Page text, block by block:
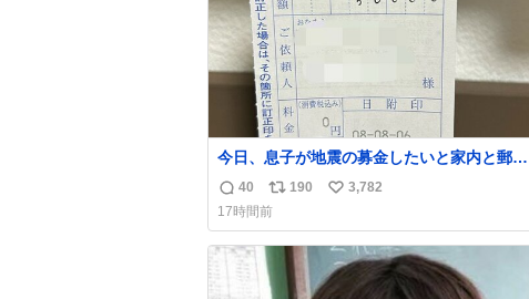
今日、息子が地震の募金したいと家内と郵便
局に行ったみたいです。おもちゃとか買う選
択肢もあったと思うけど、自分で貯めてた2万
円を役に立てて欲しい、みんなも元気になっ
て欲しいと。家内も一緒に募金したので、自
分も何かできたらなぁと思いました。
返
信
数
40
リ
ポ
ス
ト
数
190
い
ね
数
3,782
17時間前